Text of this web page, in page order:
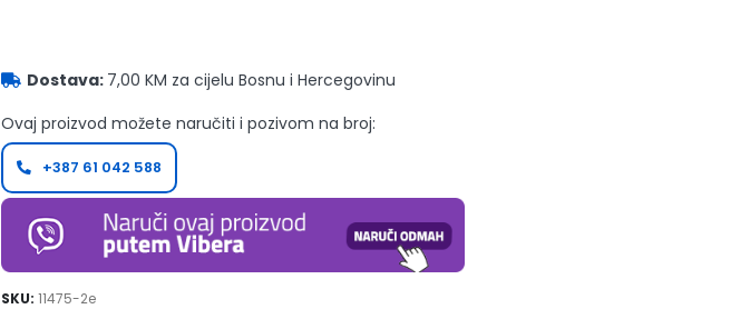
Dostava: 7,00 KM za cijelu Bosnu i Hercegovinu
Ovaj proizvod možete naručiti i pozivom na broj:
+387 61 042 588
SKU: 11475-2e